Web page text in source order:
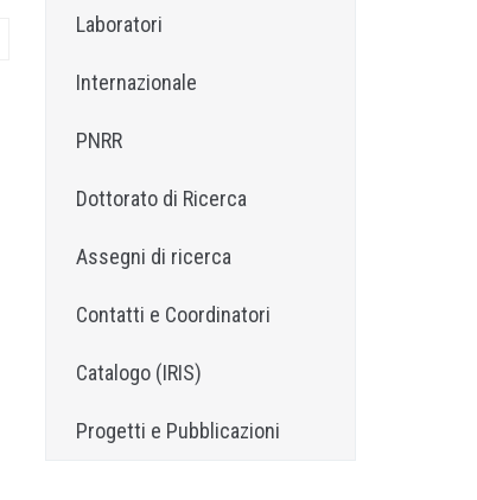
Laboratori
Internazionale
PNRR
Dottorato di Ricerca
Assegni di ricerca
Contatti e Coordinatori
Catalogo (IRIS)
Progetti e Pubblicazioni